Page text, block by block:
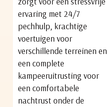
ervaring met 24/7
pechhulp, krachtige
voertuigen voor
verschillende terreinen en
een complete
kampeeruitrusting voor
een comfortabele
nachtrust onder de